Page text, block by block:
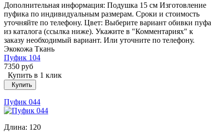
Дополнительная информация: Подушка 15 см Изготовление
пуфика по индивидуальным размерам. Сроки и стоимость
уточняйте по телефону. Цвет: Выберите вариант обивки пуфа
из каталога (ссылка ниже). Укажите в "Комментариях" к
заказу необходимый вариант. Или уточните по телефону.
Экокожа Ткань
Пуфик 104
7350 руб
Купить в 1 клик
Купить
Пуфик 044
Длина: 120